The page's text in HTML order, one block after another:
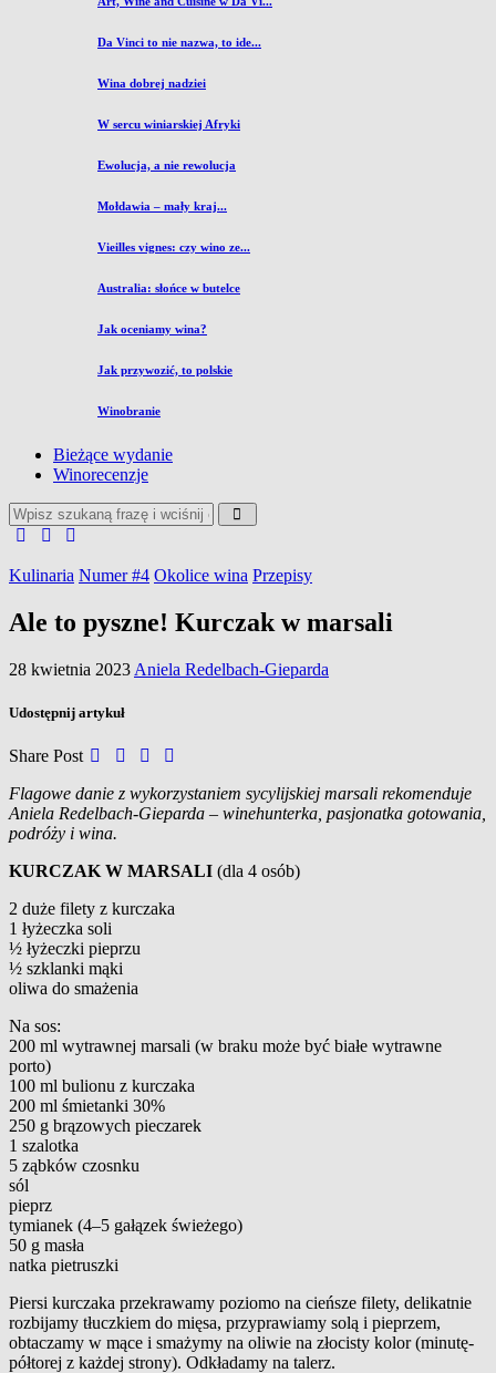
Da Vinci to nie nazwa, to ide...
Wina dobrej nadziei
W sercu winiarskiej Afryki
Ewolucja, a nie rewolucja
Mołdawia – mały kraj...
Vieilles vignes: czy wino ze...
Australia: słońce w butelce
Jak oceniamy wina?
Jak przywozić, to polskie
Winobranie
Bieżące wydanie
Winorecenzje
Kulinaria Numer #4 Okolice wina Przepisy
Ale to pyszne! Kurczak w marsali
28 kwietnia 2023 Aniela Redelbach-Gieparda
Udostępnij artykuł
Share Post
Flagowe danie z wykorzystaniem sycylijskiej marsali rekomenduje
Aniela Redelbach-Gieparda – winehunterka, pasjonatka gotowania,
podróży i wina.
KURCZAK W MARSALI (dla 4 osób)
2 duże filety z kurczaka
1 łyżeczka soli
½ łyżeczki pieprzu
½ szklanki mąki
oliwa do smażenia
Na sos:
200 ml wytrawnej marsali (w braku może być białe wytrawne
porto)
100 ml bulionu z kurczaka
200 ml śmietanki 30%
250 g brązowych pieczarek
1 szalotka
5 ząbków czosnku
sól
pieprz
tymianek (4–5 gałązek świeżego)
50 g masła
natka pietruszki
Piersi kurczaka przekrawamy poziomo na cieńsze filety, delikatnie
rozbijamy tłuczkiem do mięsa, przyprawiamy solą i pieprzem,
obtaczamy w mące i smażymy na oliwie na złocisty kolor (minutę-
półtorej z każdej strony). Odkładamy na talerz.